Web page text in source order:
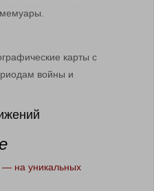
карты с
войны и
— на уникальных